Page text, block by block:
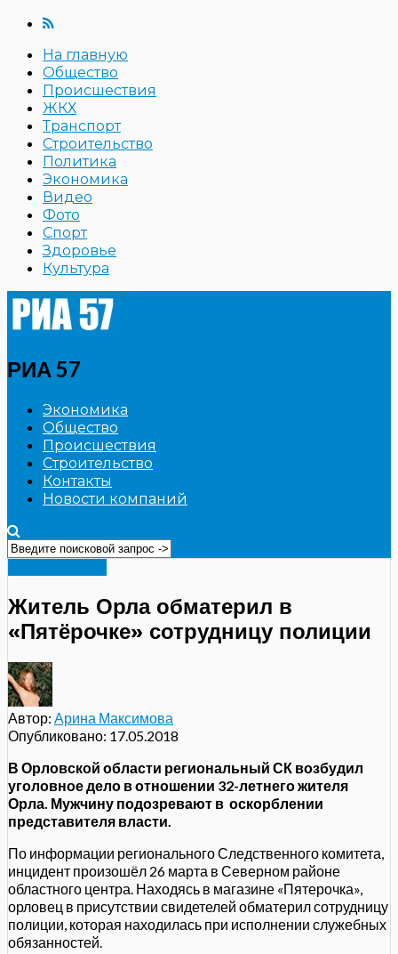
На главную
Общество
Происшествия
ЖКХ
Транспорт
Строительство
Политика
Экономика
Видео
Фото
Спорт
Здоровье
Культура
РИА 57
Экономика
Общество
Происшествия
Строительство
Контакты
Новости компаний
Житель Орла обматерил в
«Пятёрочке» сотрудницу полиции
Автор: Арина Максимова
Опубликовано: 17.05.2018
В Орловской области региональный СК возбудил
уголовное дело в отношении 32-летнего жителя
Орла. Мужчину подозревают в оскорблении
представителя власти.
По информации регионального Следственного комитета,
инцидент произошёл 26 марта в Северном районе
областного центра. Находясь в магазине «Пятерочка»,
орловец в присутствии свидетелей обматерил сотрудницу
полиции, которая находилась при исполнении служебных
обязанностей.